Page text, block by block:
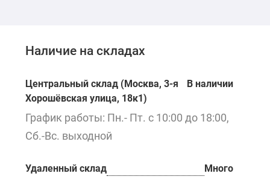
Наличие на складах
Центральный склад (Москва, 3-я
Хорошёвская улица, 18к1)
В наличии
График работы: Пн.- Пт. с 10:00 до 18:00,
Сб.-Вс. выходной
Удаленный склад Много